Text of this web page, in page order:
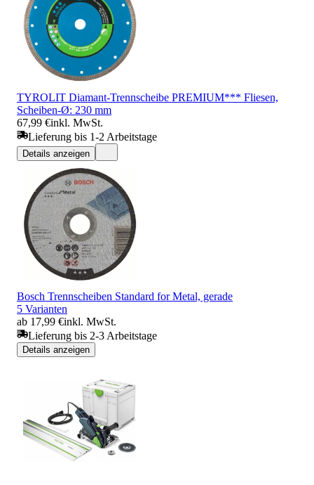
TYROLIT Diamant-Trennscheibe PREMIUM*** Fliesen,
Scheiben-Ø: 230 mm
67,99 €inkl. MwSt.
Lieferung bis 1-2 Arbeitstage
Details anzeigen
Bosch Trennscheiben Standard for Metal, gerade
5 Varianten
ab 17,99 €inkl. MwSt.
Lieferung bis 2-3 Arbeitstage
Details anzeigen